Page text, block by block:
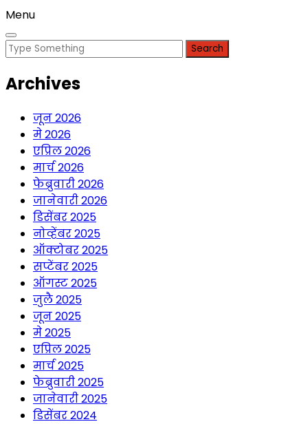
Menu
Search
Archives
जून 2026
मे 2026
एप्रिल 2026
मार्च 2026
फेब्रुवारी 2026
जानेवारी 2026
डिसेंबर 2025
नोव्हेंबर 2025
ऑक्टोबर 2025
सप्टेंबर 2025
ऑगस्ट 2025
जुलै 2025
जून 2025
मे 2025
एप्रिल 2025
मार्च 2025
फेब्रुवारी 2025
जानेवारी 2025
डिसेंबर 2024